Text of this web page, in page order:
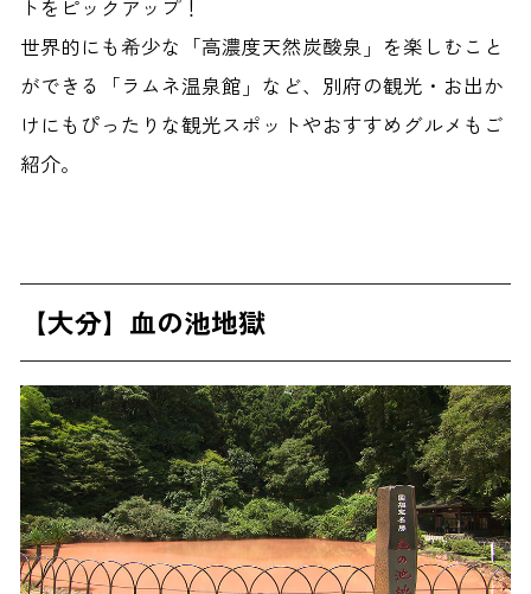
トをピックアップ！
世界的にも希少な「高濃度天然炭酸泉」を楽しむこと
ができる「ラムネ温泉館」 など、別府の観光・お出か
けにもぴったりな観光スポットやおすすめグルメもご
紹介。
【大分】血の池地獄